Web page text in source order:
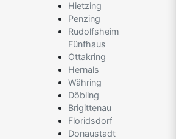
Hietzing
Penzing
Rudolfsheim
Fünfhaus
Ottakring
Hernals
Währing
Döbling
Brigittenau
Floridsdorf
Donaustadt